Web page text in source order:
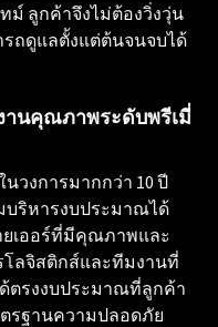
ม์ ลูกค้าจึงไม่ต้องวิ่งวุ่น
รถดูแลตั้งแต่ต้นจนจบได้
านคุณภาพระดับพรีเมี่
วงการมากกว่า 10 ปี
บริหารงบประมาณได้
ยเออร์ที่มีคุณภาพและ
ลจิสติกส์และทีมงานที่
ตรงงบประมาณที่ลูกค้า
รฐานความปลอดภัย